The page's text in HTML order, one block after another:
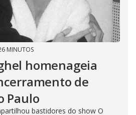
MINUTOS
homenageia
de
Paulo
bastidores do show O